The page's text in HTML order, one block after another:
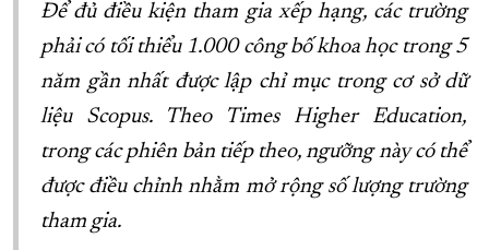
Để đủ điều kiện tham gia xếp hạng, các trường
phải có tối thiểu 1.000 công bố khoa học trong 5
năm gần nhất được lập chỉ mục trong cơ sở dữ
liệu Scopus. Theo Times Higher Education,
trong các phiên bản tiếp theo, ngưỡng này có thể
được điều chỉnh nhằm mở rộng số lượng trường
tham gia.